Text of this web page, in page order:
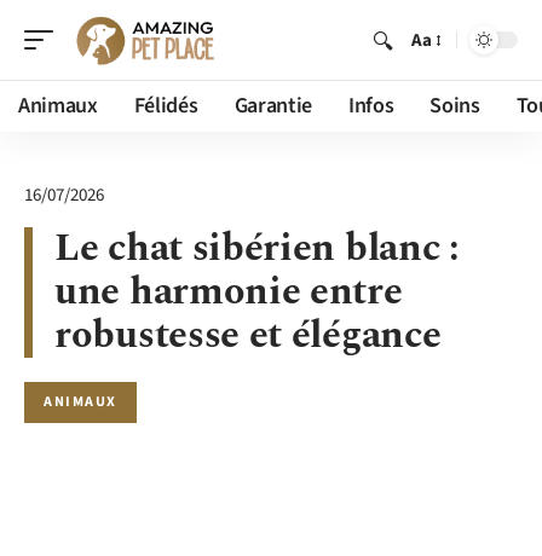
Aa
Animaux Félidés Garantie Infos Soins
16/07/2026
Le chat sibérien blanc :
une harmonie entre
robustesse et élégance
ANIMAUX